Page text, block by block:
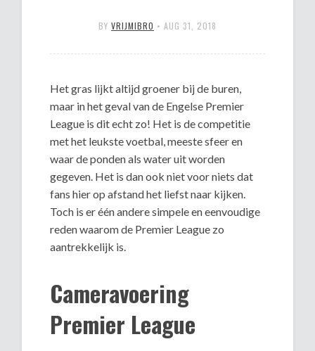
BY VRIJMIBRO • AUG 31, 2018
Het gras lijkt altijd groener bij de buren,
maar in het geval van de Engelse Premier
League is dit echt zo! Het is de competitie
met het leukste voetbal, meeste sfeer en
waar de ponden als water uit worden
gegeven. Het is dan ook niet voor niets dat
fans hier op afstand het liefst naar kijken.
Toch is er één andere simpele en eenvoudige
reden waarom de Premier League zo
aantrekkelijk is.
Cameravoering
Premier League